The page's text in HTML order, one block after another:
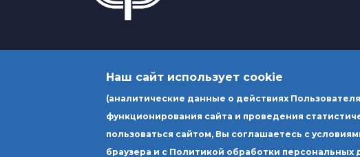
Юридический адрес: Россия 190000, г.
вн.тер.г. муниципальный округ Литейный
Наш сайт использует cookie
(аналитические данные о действиях
функционирования сайта и проведения
пользоваться сайтом, Вы соглашаетесь с
браузера и с Политикой обработки персональных